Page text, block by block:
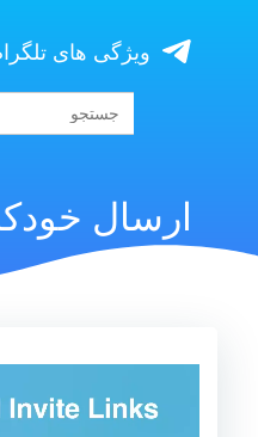
ویژگی های
جستجو
برای:
جستجو
ارسال